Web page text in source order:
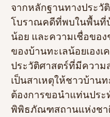
จากหลักฐานทางประวั
โบราณคดีที่พบในพื้นที่
น้อย และความเชื่อขอ
ของบ้านทะเลน้อยเองเ
ประวัติศาสตร์ที่มีความ
เป็นสาเหตุให้ชาวบ้าน
ต้องการขอนำแท่นประ
พิพิธภัณฑสถานแห่งชา